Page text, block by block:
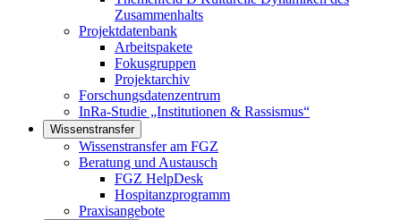
Zusammenhalts
Projektdatenbank
Arbeitspakete
Fokusgruppen
Projektarchiv
Forschungsdatenzentrum
InRa-Studie „Institutionen & Rassismus“
Wissenstransfer
Links in diesem Bereich anzeigen
Wissenstransfer am FGZ
Beratung und Austausch
FGZ HelpDesk
Hospitanzprogramm
Praxisangebote